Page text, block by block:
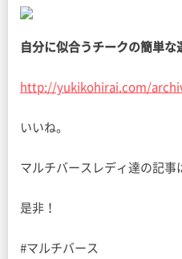
自分に似合うチークの簡単
http://yukikohirai.com/
いいね。
マルチバースレディ達の記事
是非！
#マルチバース